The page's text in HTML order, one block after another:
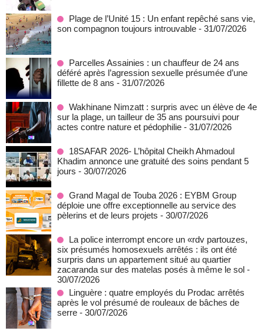
Plage de l’Unité 15 : Un enfant repêché sans vie,
son compagnon toujours introuvable - 31/07/2026
Parcelles Assainies : un chauffeur de 24 ans
déféré après l’agression sexuelle présumée d’une
fillette de 8 ans - 31/07/2026
Wakhinane Nimzatt : surpris avec un élève de 4e
sur la plage, un tailleur de 35 ans poursuivi pour
actes contre nature et pédophilie - 31/07/2026
18SAFAR 2026- L’hôpital Cheikh Ahmadoul
Khadim annonce une gratuité des soins pendant 5
jours - 30/07/2026
Grand Magal de Touba 2026 : EYBM Group
déploie une offre exceptionnelle au service des
pèlerins et de leurs projets - 30/07/2026
La police interrompt encore un «rdv partouzes,
six présumés homosexuels arrêtés : ils ont été
surpris dans un appartement situé au quartier
zacaranda sur des matelas posés à même le sol -
30/07/2026
Linguère : quatre employés du Prodac arrêtés
après le vol présumé de rouleaux de bâches de
serre - 30/07/2026